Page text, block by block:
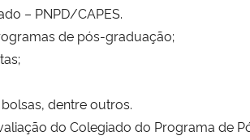
– PNPD/CAPES.
de pós-graduação;
dentre outros.
do Colegiado do Programa de